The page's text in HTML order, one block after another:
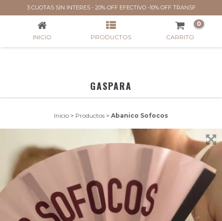
3 CUOTAS SIN INTERES - 20% OFF EFECTIVO -10% OFF TRANSF
ABANICO SOFOCOS
INICIO PRODUCTOS CARRITO
0
GASPARA
Inicio > Productos > Abanico Sofocos